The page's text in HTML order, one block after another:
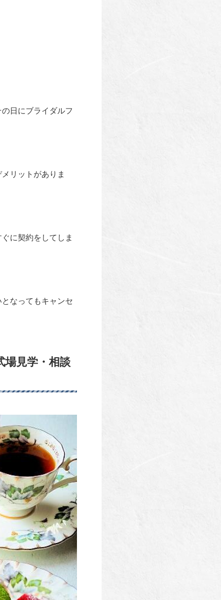
日にブライダルフ
リットがありま
に契約をしてしま
なってもキャンセ
見学・相談